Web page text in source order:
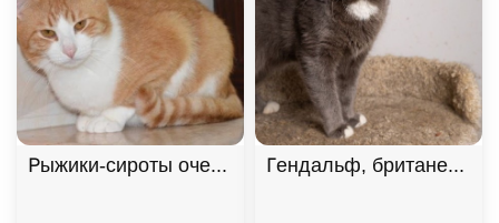
Рыжики-сироты очень хотят домой! В дар!,
Гендальф, британец,